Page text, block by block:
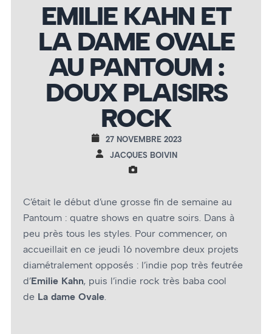
EMILIE KAHN ET
LA DAME OVALE
AU PANTOUM :
DOUX PLAISIRS
ROCK
27 NOVEMBRE 2023
JACQUES BOIVIN
C’était le début d’une grosse fin de semaine au
Pantoum : quatre shows en quatre soirs. Dans à
peu près tous les styles. Pour commencer, on
accueillait en ce jeudi 16 novembre deux projets
diamétralement opposés : l’indie pop très feutrée
d’Emilie Kahn, puis l’indie rock très baba cool
de La dame Ovale.